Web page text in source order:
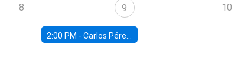
8 9
2:00 PM - Carlos Pérez, Universidad Finis Terrae
10